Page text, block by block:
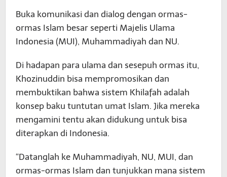
Buka komunikasi dan dialog dengan ormas-
ormas Islam besar seperti Majelis Ulama
Indonesia (MUI), Muhammadiyah dan NU.
Di hadapan para ulama dan sesepuh ormas itu,
Khozinuddin bisa mempromosikan dan
membuktikan bahwa sistem Khilafah adalah
konsep baku tuntutan umat Islam. Jika mereka
mengamini tentu akan didukung untuk bisa
diterapkan di Indonesia.
“Datanglah ke Muhammadiyah, NU, MUI, dan
ormas-ormas Islam dan tunjukkan mana sistem